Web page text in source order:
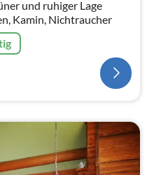
und ruhiger Lage
Kamin, Nichtraucher